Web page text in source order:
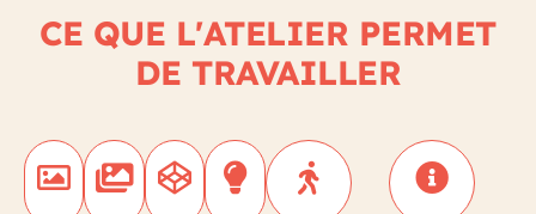
CE QUE L'ATELIER PERMET
DE TRAVAILLER